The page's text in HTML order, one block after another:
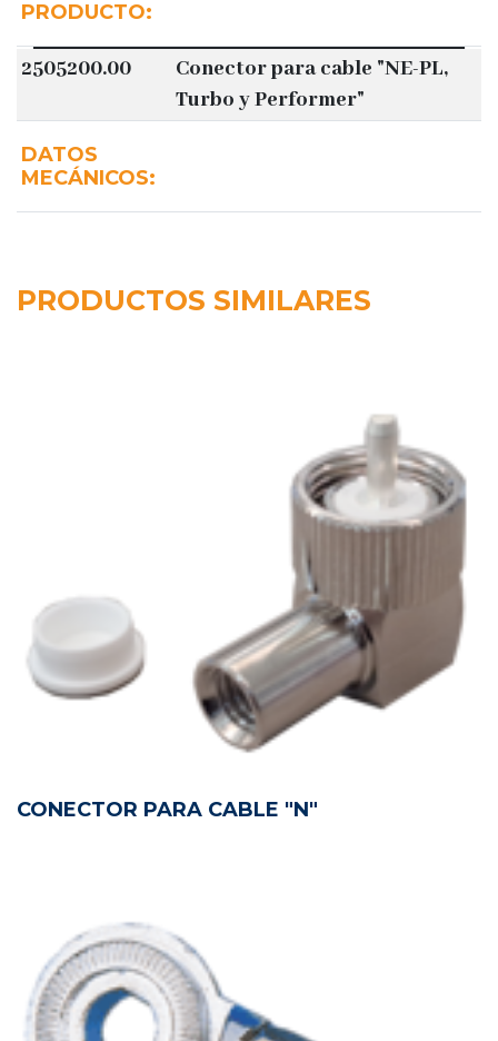
PRODUCTO:
2505200.00
Conector para cable "NE-PL,
Turbo y Performer"
DATOS
MECÁNICOS:
PRODUCTOS SIMILARES
CONECTOR PARA CABLE "N"